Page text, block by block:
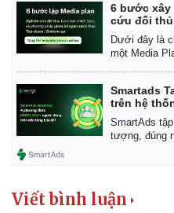
6 bước xây
cứu đối
Dưới đây là
một Media
Smartads
trên hệ
SmartAds
tượng, đúng
Viết bình luận